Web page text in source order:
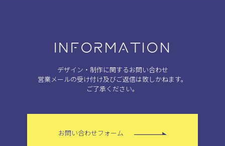
INFORMATION
デザイン・制作に関するお問い合わせ
営業メールの受け付け及びご返信は致しかねます。
ご了承ください。
お問い合わせフォーム